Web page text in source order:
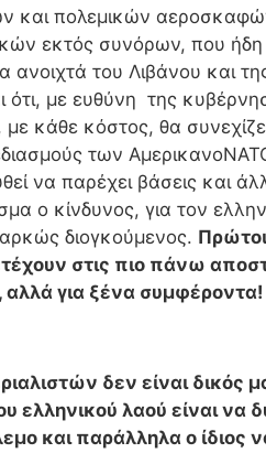
και πολεμικών
εκτός συνόρων, που
του Λιβάνου και
ότι, με ευθύνη της
με κάθε κόστος, θα
των
να παρέχει βάσεις και
ο κίνδυνος, για τον
διογκούμενος.
στις πιο πάνω
για ξένα συμφέροντα!
δεν είναι δικός
ελληνικού λαού είναι
και παράλληλα ο ίδιος